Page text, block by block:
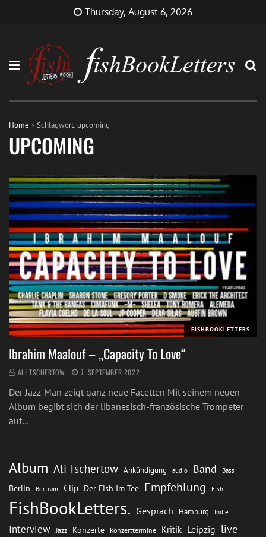
Thursday, August 6, 2026
Home Schlagwort: upcoming
UPCOMING
FISHBOOKLETTERS
Ibrahim Maalouf – „Capacity To Love“
ALI TSCHERTOW 7. SEPTEMBER 2022
Der Jazz-Man zeigt ganz neue Facetten Mit seinem neuen
Album begibt sich der libanesisch-französische Trompeter
auf…
Album Ali Tschertow Ankündigung audio Band Bass
Berlin Bertram Clip Der Fish Im Tee Empfehlung Fish
FishBookLetters. Gespräch Hamburg Indie
Interview Jazz Konzerte Konzerttermine Kritik Leipzig live